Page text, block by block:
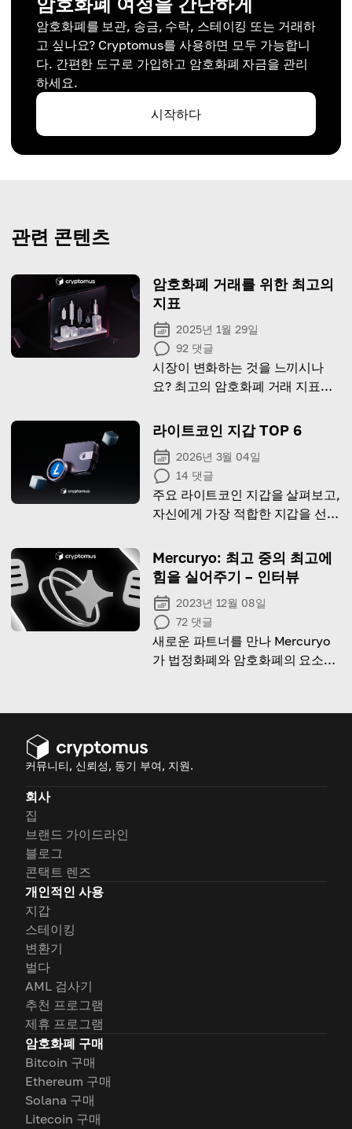
암호화폐를 보관, 송금, 수락, 스테이킹 또는 거래하
고 싶나요? Cryptomus를 사용하면 모두 가능합니
다. 간편한 도구로 가입하고 암호화폐 자금을 관리
하세요.
시작하다
관련 콘텐츠
암호화폐 거래를 위한 최고의
지표
2025년 1월 29일
92 댓글
시장이 변화하는 것을 느끼시나
요? 최고의 암호화폐 거래 지표는
도울 것입니다.
라이트코인 지갑 TOP 6
2026년 3월 04일
14 댓글
주요 라이트코인 지갑을 살펴보고,
자신에게 가장 적합한 지갑을 선택
Mercuryo: 최고 중의 최고에
힘을 실어주기 – 인터뷰
2023년 12월 08일
72 댓글
새로운 파트너를 만나 Mercuryo
가 법정화폐와 암호화폐의 요소를
커뮤니티, 신뢰성, 동기 부여, 지원.
회사
집
브랜드 가이드라인
블로그
콘택트 렌즈
개인적인 사용
지갑
스테이킹
변환기
벌다
AML 검사기
추천 프로그램
제휴 프로그램
암호화폐 구매
Bitcoin 구매
Ethereum 구매
Solana 구매
Litecoin 구매